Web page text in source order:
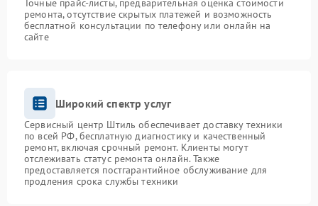
Точные прайс-листы, предварительная оценка стоимости
ремонта, отсутствие скрытых платежей и возможность
бесплатной консультации по телефону или онлайн на
сайте
Широкий спектр услуг
Сервисный центр Штиль обеспечивает доставку техники
по всей РФ, бесплатную диагностику и качественный
ремонт, включая срочный ремонт. Клиенты могут
отслеживать статус ремонта онлайн. Также
предоставляется постгарантийное обслуживание для
продления срока службы техники